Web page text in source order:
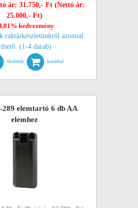
ár: 31.750,- Ft (Nettó ár:
25.000,- Ft)
kedvezmény
raktárkészletünkről azonnal
(1-4 darab)
részletek kosárba!
289 elemtartó 6 db AA
elemhez